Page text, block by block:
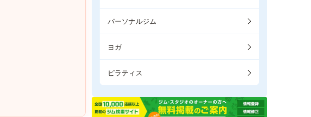
パーソナルジム
ヨガ
ピラティス